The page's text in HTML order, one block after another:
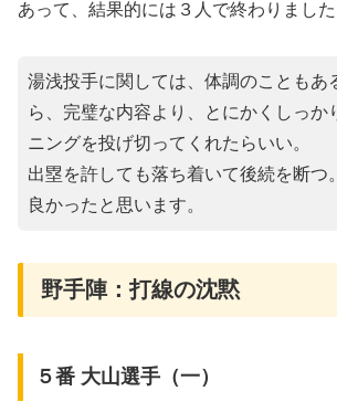
あって、結果的には３人で終わりました
湯浅投手に関しては、体調のこともあ
ら、完璧な内容より、とにかくしっか
ニングを投げ切ってくれたらいい。
出塁を許しても落ち着いて後続を断つ。
良かったと思います。
野手陣：打線の沈黙
５番 大山選手（一）